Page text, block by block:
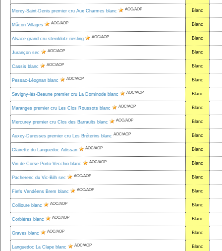
Morey-Saint-Denis premier cru Aux Charmes blanc AOC/AOP Blanc
Mâcon Villages AOC/AOP Blanc
Alsace grand cru steinklotz riesling AOC/AOP Blanc
Jurançon sec AOC/AOP Blanc
Cassis blanc AOC/AOP Blanc
Pessac-Léognan blanc AOC/AOP Blanc
Savigny-lès-Beaune premier cru La Dominode blanc AOC/AOP Blanc
Maranges premier cru Les Clos Roussots blanc AOC/AOP Blanc
Mercurey premier cru Clos des Barraults blanc AOC/AOP Blanc
Auxey-Duresses premier cru Les Bréterins blanc AOC/AOP Blanc
Clairette du Languedoc Adissan AOC/AOP Blanc
Vin de Corse Porto-Vecchio blanc AOC/AOP Blanc
Pacherenc du Vic-Bilh sec AOC/AOP Blanc
Fiefs Vendéens Brem blanc AOC/AOP Blanc
Collioure blanc AOC/AOP Blanc
Corbières blanc AOC/AOP Blanc
Graves blanc AOC/AOP Blanc
Languedoc La Clape blanc AOC/AOP Blanc